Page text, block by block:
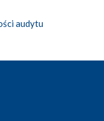
audytu